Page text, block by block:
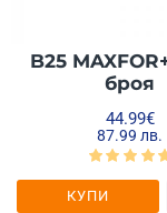
B25
броя
44.99€
87.99 лв.
КУПИ